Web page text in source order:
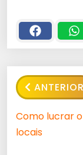
ANTERIOR
Como lucrar
locais